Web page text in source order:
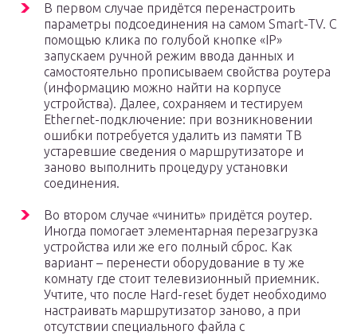
В первом случае придётся перенастроить
параметры подсоединения на самом Smart-TV. С
помощью клика по голубой кнопке «IP»
запускаем ручной режим ввода данных и
самостоятельно прописываем свойства роутера
(информацию можно найти на корпусе
устройства). Далее, сохраняем и тестируем
Ethernet-подключение: при возникновении
ошибки потребуется удалить из памяти ТВ
устаревшие сведения о маршрутизаторе и
заново выполнить процедуру установки
соединения.
Во втором случае «чинить» придётся роутер.
Иногда помогает элементарная перезагрузка
устройства или же его полный сброс. Как
вариант – перенести оборудование в ту же
комнату где стоит телевизионный приемник.
Учтите, что после Hard-reset будет необходимо
настраивать маршрутизатор заново, а при
отсутствии специального файла с